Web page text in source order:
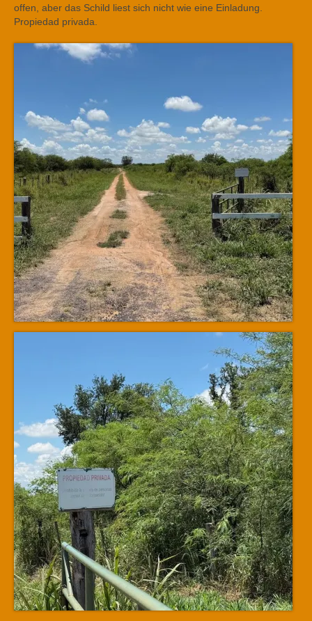
offen, aber das Schild liest sich nicht wie eine Einladung.
Propiedad privada.